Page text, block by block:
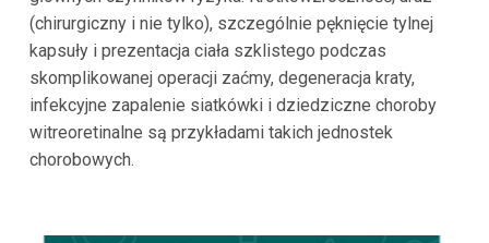
(chirurgiczny i nie tylko), szczególnie pęknięcie tylnej
kapsuły i prezentacja ciała szklistego podczas
skomplikowanej operacji zaćmy, degeneracja kraty,
infekcyjne zapalenie siatkówki i dziedziczne choroby
witreoretinalne są przykładami takich jednostek
chorobowych.